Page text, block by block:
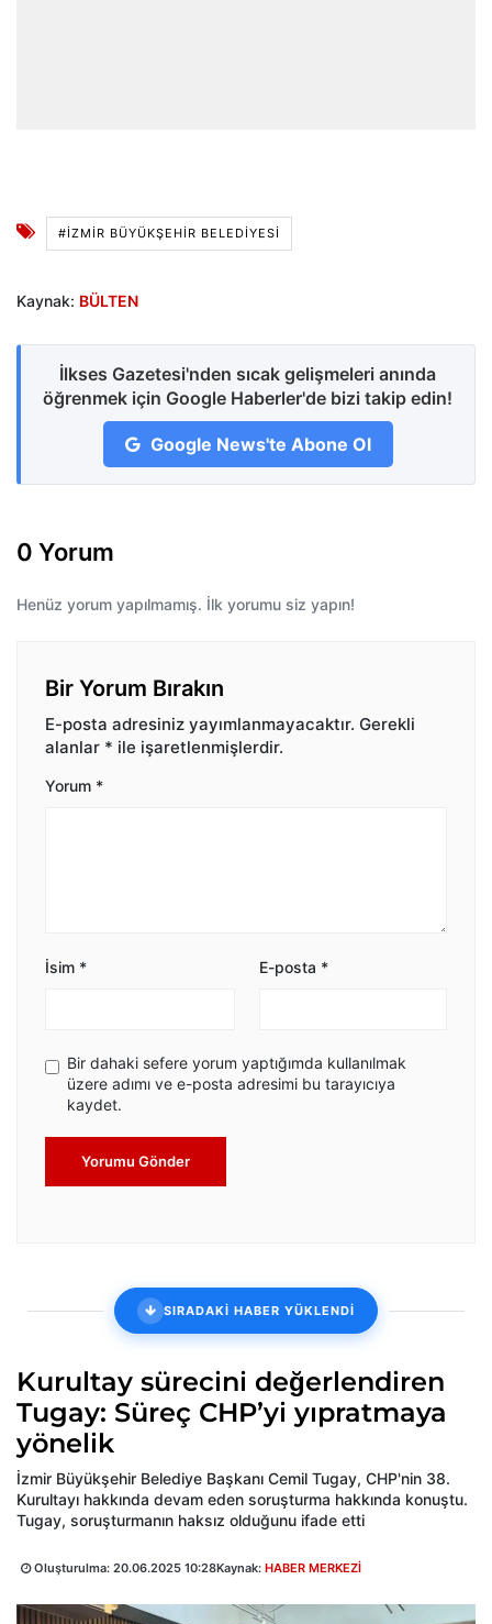
#İZMIR BÜYÜKŞEHIR BELEDIYESI
Kaynak: BÜLTEN
İlkses Gazetesi'nden sıcak gelişmeleri anında
öğrenmek için Google Haberler'de bizi takip edin!
Google News'te Abone Ol
0 Yorum
Henüz yorum yapılmamış. İlk yorumu siz yapın!
Bir Yorum Bırakın
E-posta adresiniz yayımlanmayacaktır. Gerekli
alanlar * ile işaretlenmişlerdir.
Yorum *
İsim * E-posta *
Bir dahaki sefere yorum yaptığımda kullanılmak
üzere adımı ve e-posta adresimi bu tarayıcıya
kaydet.
Yorumu Gönder
SIRADAKİ HABER YÜKLENDİ
Kurultay sürecini değerlendiren
Tugay: Süreç CHP’yi yıpratmaya
yönelik
İzmir Büyükşehir Belediye Başkanı Cemil Tugay, CHP'nin 38.
Kurultayı hakkında devam eden soruşturma hakkında konuştu.
Tugay, soruşturmanın haksız olduğunu ifade etti
Oluşturulma: 20.06.2025 10:28Kaynak: HABER MERKEZİ